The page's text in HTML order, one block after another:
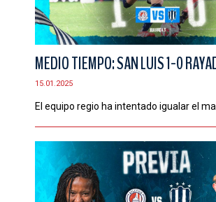
MEDIO TIEMPO: SAN LUIS 1-0
15.01.2025
El equipo regio ha intentado igualar el